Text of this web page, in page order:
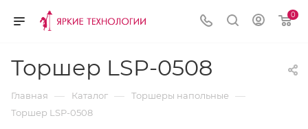
0
Торшер LSP-0508
Главная — Каталог — Торшеры напольные —
Торшер LSP-0508